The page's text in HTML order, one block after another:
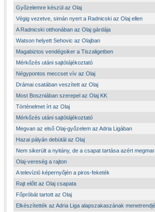
Győzelemre készül az Olaj
Végig vezetve, simán nyert a Radnicski az Olaj ellen
A Radnicski otthonában az Olaj gárdája
Watson helyett Sehovic az Olajban
Magabiztos vendégsiker a Tiszaligetben
Mérkőzés utáni sajtótájékoztató
Négypontos meccset vív az Olaj
Drámai csatában veszített az Olaj
Most Boszniában szerepel az Olaj KK
Történelmet írt az Olaj
Mérkőzés utáni sajtótájékoztató
Megvan az első Olaj-győzelem az Adria Ligában
Hazai pályán debütál az Olaj
Nem sikerült a nyitány, de a csapat tartása azért
Olaj-vereség a rajton
A televízió képernyőjén a piros-feketék
Rajt előtt az Olaj csapata
Főpróbát tartott az Olaj
Elkészítették az Adria Liga alapszakaszának